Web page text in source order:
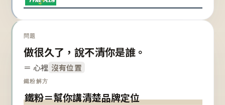
問題
做很久了，說不清你是誰。
＝ 心裡 沒有位置
鐵粉解方
鐵粉＝幫你講清楚品牌定位